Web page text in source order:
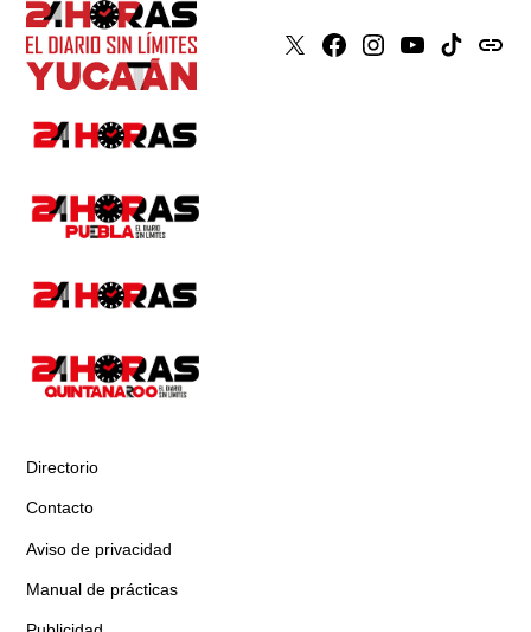
X Faceboook
Instagram
YoutubeTiktokissuu
Directorio
Contacto
Aviso de privacidad
Manual de prácticas